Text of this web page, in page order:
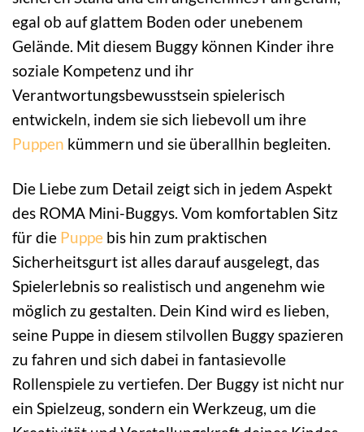
egal ob auf glattem Boden oder unebenem
Gelände. Mit diesem Buggy können Kinder ihre
soziale Kompetenz und ihr
Verantwortungsbewusstsein spielerisch
entwickeln, indem sie sich liebevoll um ihre
Puppen kümmern und sie überallhin begleiten.
Die Liebe zum Detail zeigt sich in jedem Aspekt
des ROMA Mini-Buggys. Vom komfortablen Sitz
für die Puppe bis hin zum praktischen
Sicherheitsgurt ist alles darauf ausgelegt, das
Spielerlebnis so realistisch und angenehm wie
möglich zu gestalten. Dein Kind wird es lieben,
seine Puppe in diesem stilvollen Buggy spazieren
zu fahren und sich dabei in fantasievolle
Rollenspiele zu vertiefen. Der Buggy ist nicht nur
ein Spielzeug, sondern ein Werkzeug, um die